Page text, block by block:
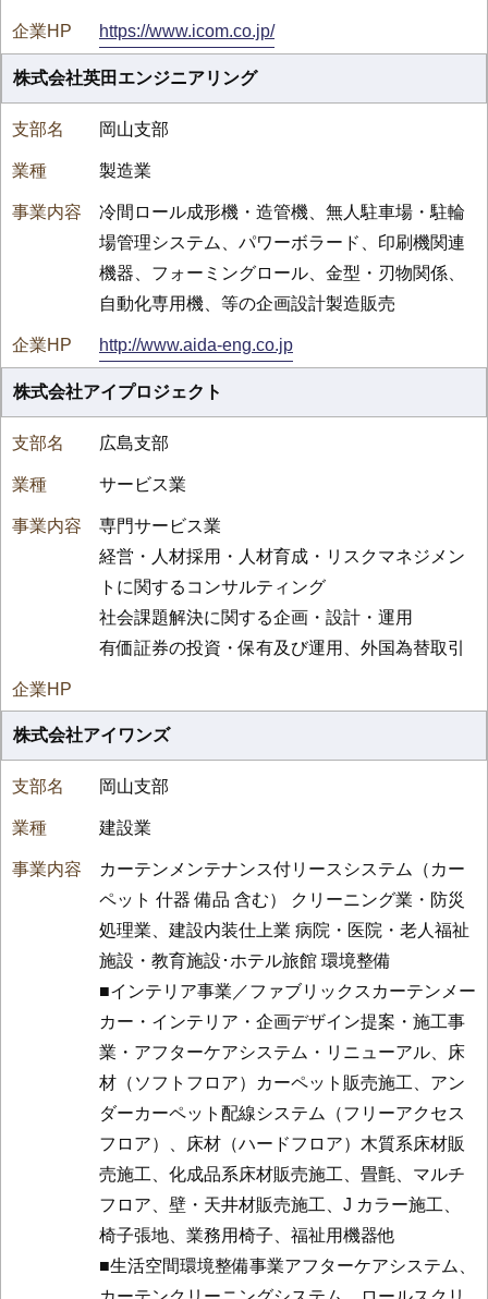
https://www.icom.co.jp/
株式会社英田エンジニアリング
岡山支部
製造業
冷間ロール成形機・造管機、無人駐車場・駐輪
場管理システム、パワーボラード、印刷機関連
機器、フォーミングロール、金型・刃物関係、
自動化専用機、等の企画設計製造販売
http://www.aida-eng.co.jp
株式会社アイプロジェクト
広島支部
サービス業
専門サービス業
経営・人材採用・人材育成・リスクマネジメン
トに関するコンサルティング
社会課題解決に関する企画・設計・運用
有価証券の投資・保有及び運用、外国為替取引
株式会社アイワンズ
岡山支部
建設業
カーテンメンテナンス付リースシステム（カー
ペット 什器 備品 含む） クリーニング業・防災
処理業、建設内装仕上業 病院・医院・老人福祉
施設・教育施設･ホテル旅館 環境整備
■インテリア事業／ファブリックスカーテンメー
カー・インテリア・企画デザイン提案・施工事
業・アフターケアシステム・リニューアル、床
材（ソフトフロア）カーペット販売施工、アン
ダーカーペット配線システム（フリーアクセス
フロア）、床材（ハードフロア）木質系床材販
売施工、化成品系床材販売施工、畳氈、マルチ
フロア、壁・天井材販売施工、J カラー施工、
椅子張地、業務用椅子、福祉用機器他
■生活空間環境整備事業アフターケアシステム、